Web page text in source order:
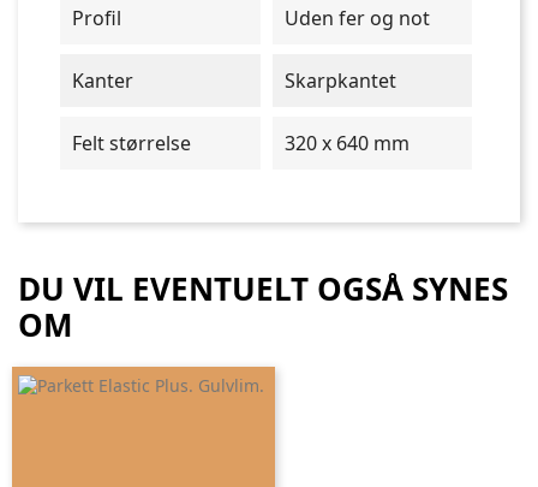
Profil Uden fer og not
Kanter Skarpkantet
Felt størrelse 320 x 640 mm
DU VIL EVENTUELT OGSÅ SYNES
OM